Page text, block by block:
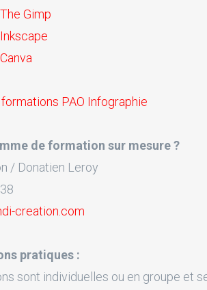
Gimp
PAO Infographie
de formation sur mesure ?
/ Donatien Leroy
creation.com
pratiques :
sont individuelles ou en groupe et